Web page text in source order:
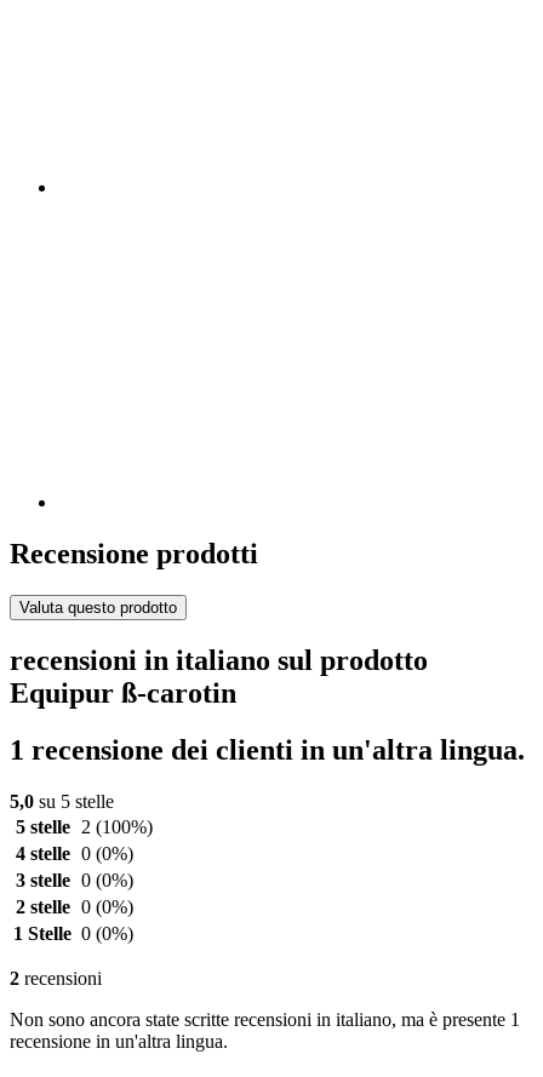
Recensione prodotti
Valuta questo prodotto
recensioni in italiano sul prodotto
Equipur ß-carotin
1 recensione dei clienti in un'altra lingua.
5,0 su 5 stelle
5 stelle
2 (100%)
4 stelle 0 (0%)
3 stelle 0 (0%)
2 stelle 0 (0%)
1 Stelle 0 (0%)
2 recensioni
Non sono ancora state scritte recensioni in italiano, ma è presente 1
recensione in un'altra lingua.